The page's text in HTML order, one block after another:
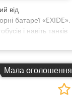
від
батареї «EXIDE».
і навіть танків
Eopfx Ab Hsf
Мала оголошення